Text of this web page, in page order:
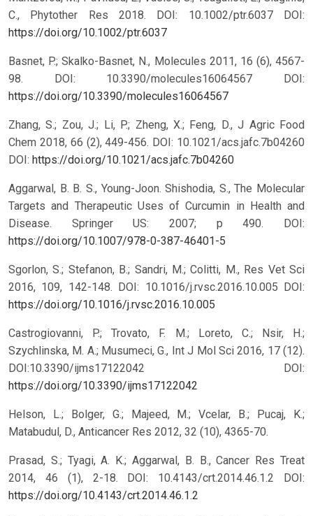
C., Phytother Res 2018. DOI: 10.1002/ptr.6037 DOI:
https://doi.org/10.1002/ptr.6037
Basnet, P.; Skalko-Basnet, N., Molecules 2011, 16 (6), 4567-
98. DOI: 10.3390/molecules16064567 DOI:
https://doi.org/10.3390/molecules16064567
Zhang, S.; Zou, J.; Li, P.; Zheng, X.; Feng, D., J Agric Food
Chem 2018, 66 (2), 449-456. DOI: 10.1021/acs.jafc.7b04260
DOI: https://doi.org/10.1021/acs.jafc.7b04260
Aggarwal, B. B. S., Young-Joon. Shishodia, S., The Molecular
Targets and Therapeutic Uses of Curcumin in Health and
Disease. Springer US: 2007; p 490. DOI:
https://doi.org/10.1007/978-0-387-46401-5
Sgorlon, S.; Stefanon, B.; Sandri, M.; Colitti, M., Res Vet Sci
2016, 109, 142-148. DOI: 10.1016/j.rvsc.2016.10.005 DOI:
https://doi.org/10.1016/j.rvsc.2016.10.005
Castrogiovanni, P.; Trovato, F. M.; Loreto, C.; Nsir, H.;
Szychlinska, M. A.; Musumeci, G., Int J Mol Sci 2016, 17 (12).
DOI:10.3390/ijms17122042 DOI:
https://doi.org/10.3390/ijms17122042
Helson, L.; Bolger, G.; Majeed, M.; Vcelar, B.; Pucaj, K.;
Matabudul, D., Anticancer Res 2012, 32 (10), 4365-70.
Prasad, S.; Tyagi, A. K.; Aggarwal, B. B., Cancer Res Treat
2014, 46 (1), 2-18. DOI: 10.4143/crt.2014.46.1.2 DOI:
https://doi.org/10.4143/crt.2014.46.1.2